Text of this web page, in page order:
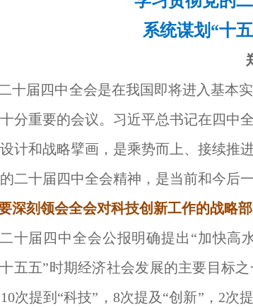
系统谋划“十
十届四中全会是在我国即将进入基本
分重要的会议。习近平总书记在四中
计和战略擘画，是乘势而上、接续推
二十届四中全会精神，是当前和今后
深刻领会全会对科技创新工作的战略
十届四中全会公报明确提出“加快高
五五”时期经济社会发展的主要目标
次提到“科技”，8次提及“创新”，2次